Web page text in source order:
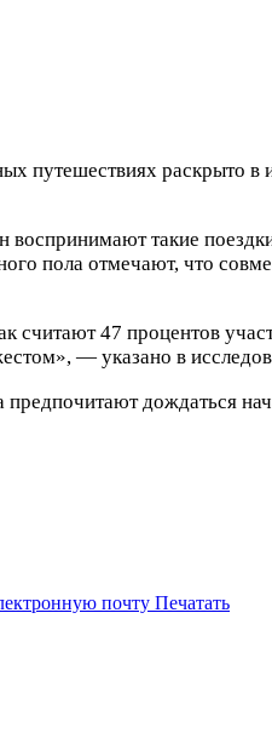
путешествиях раскрыто в
такие
пола отмечают, что
считают 47 процентов
— указано в
предпочитают дождаться
почту Печатать